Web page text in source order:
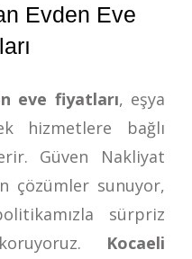
Evden Eve
eve fiyatları, eşya
hizmetlere bağlı
Güven Nakliyat
çözümler sunuyor,
sürpriz
Kocaeli